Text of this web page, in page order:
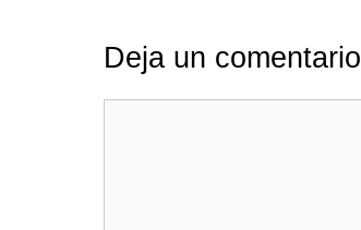
Deja un comentario